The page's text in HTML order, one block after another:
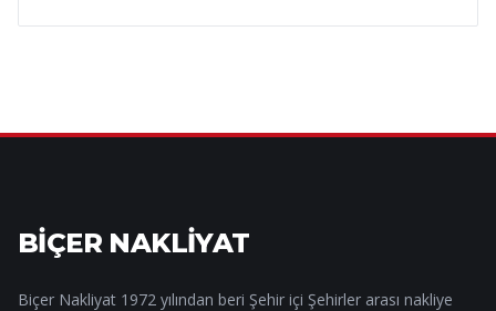
BİÇER NAKLİYAT
Biçer Nakliyat 1972 yılından beri Şehir içi Şehirler arası nakliye